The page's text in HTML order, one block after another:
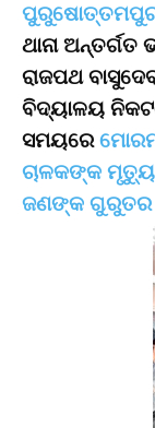
ଥାନା ଅନ୍ତର୍ଗତ
ରାଜପଥ
ବିଦ୍ୟାଳୟ
ସମୟରେ
ଚାଳକଙ୍କ
ଜଣଙ୍କ